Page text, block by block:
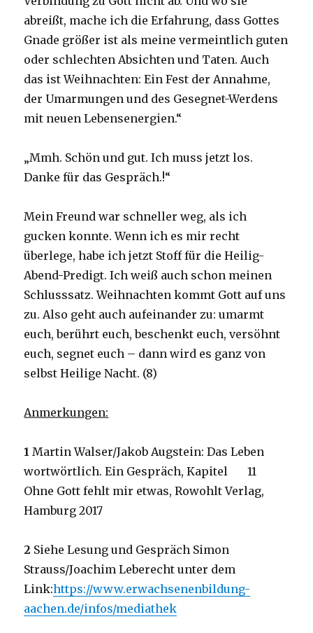
abreißt, mache ich die Erfahrung, dass Gottes
Gnade größer ist als meine vermeintlich guten
oder schlechten Absichten und Taten. Auch
das ist Weihnachten: Ein Fest der Annahme,
der Umarmungen und des Gesegnet-Werdens
mit neuen Lebensenergien.“
„Mmh. Schön und gut. Ich muss jetzt los.
Danke für das Gespräch.!“
Mein Freund war schneller weg, als ich
gucken konnte. Wenn ich es mir recht
überlege, habe ich jetzt Stoff für die Heilig-
Abend-Predigt. Ich weiß auch schon meinen
Schlusssatz. Weihnachten kommt Gott auf uns
zu. Also geht auch aufeinander zu: umarmt
euch, berührt euch, beschenkt euch, versöhnt
euch, segnet euch – dann wird es ganz von
selbst Heilige Nacht. (8)
Anmerkungen:
1Martin Walser/Jakob Augstein: Das Leben
wortwörtlich. Ein Gespräch, Kapitel 11
Ohne Gott fehlt mir etwas, Rowohlt Verlag,
Hamburg 2017
2 Siehe Lesung und Gespräch Simon
Strauss/Joachim Leberecht unter dem
Link:https://www.erwachsenenbildung-
aachen.de/infos/mediathek